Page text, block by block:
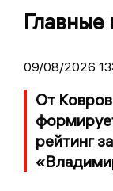
Главные
09/08/2026
От
рейтинг